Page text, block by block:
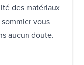
des matériaux
vous
aucun doute.